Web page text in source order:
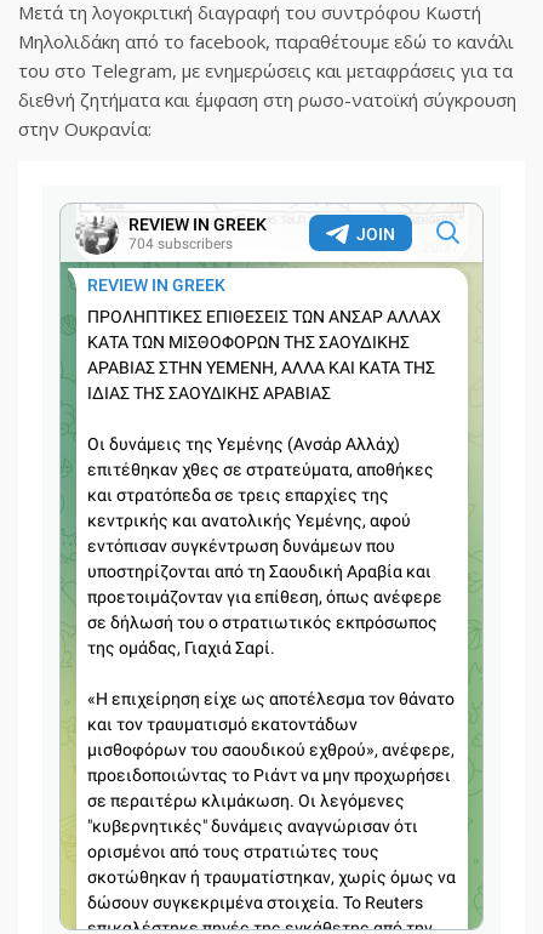
Μετά τη λογοκριτική διαγραφή του συντρόφου Κωστή
Μηλολιδάκη από το facebook, παραθέτουμε εδώ το κανάλι
του στο Telegram, με ενημερώσεις και μεταφράσεις για τα
διεθνή ζητήματα και έμφαση στη ρωσο-νατοϊκή σύγκρουση
στην Ουκρανία: